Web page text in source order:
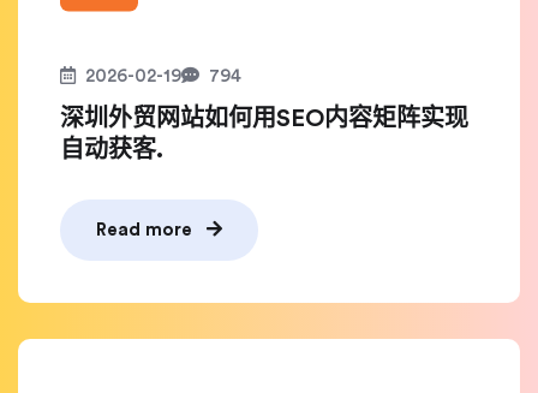
2026-02-19 794
深圳外贸网站如何用SEO内容矩阵实现
自动获客.
Read more